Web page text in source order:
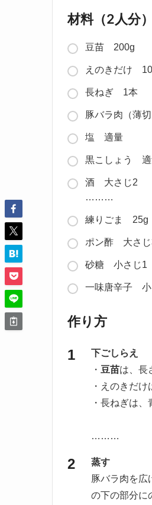
材料（2人分）
豆苗 200g
えのきだけ
長ねぎ 1本
豚バラ肉（薄
塩 適量
黒こしょう
酒 大さじ2
………
練りごま 25g
ポン酢 大さ
砂糖 小さじ1
一味唐辛子
作り方
下ごしらえ
・ 豆苗は、長
・えのきだけ
・長ねぎは
………
蒸す
豚バラ肉を広
の下の部分に